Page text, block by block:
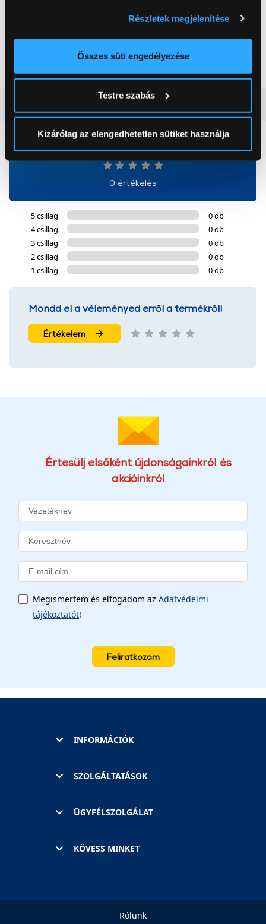
elhelyezkedéséről pár méteres pontossággal
Az Ön készülékén beazonosítása annak konkrét
módjairól és adja meg preferenciáit aRészletek
pontban. Bármikor módosíthatja vagy visszavonhatja a
Sütinyilatkozathoz való hozzájárulását.
okat használ, melyeket az Ön gépén tárol a rendszer. A
cookie-k személyazonosítására nem alkalmasak,
szolgáltatásaink biztosításához szükségesek. Az oldal
használatával Ön elfogadja a cookie-k használatát.
További információk:
Adatvédelem
Részletek megjelenítése
Összes süti engedélyezése
Testre szabás
Kizárólag az elengedhetetlen sütiket használja
Brother MFC-L2802DN
nyomtató
72 999 Ft
0
0 értékelés
5 csillag
0 db
4 csillag
0 db
3 csillag
0 db
2 csillag
0 db
1 csillag
0 db
Mondd el a véleményed erről a termékről!
Értékelem
Értesülj elsőként újdonságainkról és
akcióinkról
Megismertem és elfogadom az Adatvédelmi
tájékoztatót!
Feliratkozom
INFORMÁCIÓK
SZOLGÁLTATÁSOK
ÜGYFÉLSZOLGÁLAT
KÖVESS MINKET
Rólunk